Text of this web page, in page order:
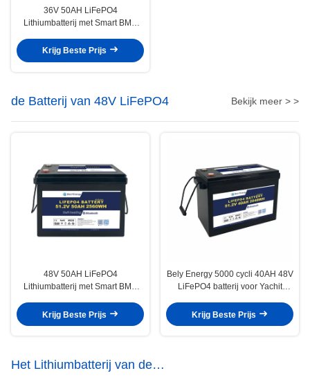
36V 50AH LiFePO4
Lithiumbatterij met Smart BMS
schepen en schepen
Krijg Beste Prijs
de Batterij van 48V LiFePO4 Bekijk meer > >
48V 50AH LiFePO4
Lithiumbatterij met Smart BMS
zeeschepen
Krijg Beste Prijs
Bely Energy 5000 cycli 40AH 48V
LiFePO4 batterij voor Yachit
Krijg Beste Prijs
Het Lithiumbatterij van de